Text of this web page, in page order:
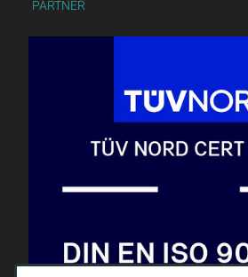
PARTNER